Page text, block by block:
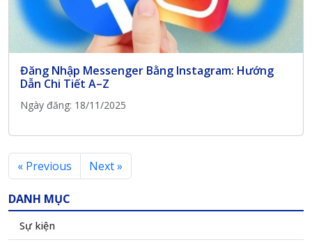
Đăng Nhập Messenger Bằng Instagram: Hướng
Dẫn Chi Tiết A–Z
Ngày đăng: 18/11/2025
« Previous Next »
DANH MỤC
Sự kiện